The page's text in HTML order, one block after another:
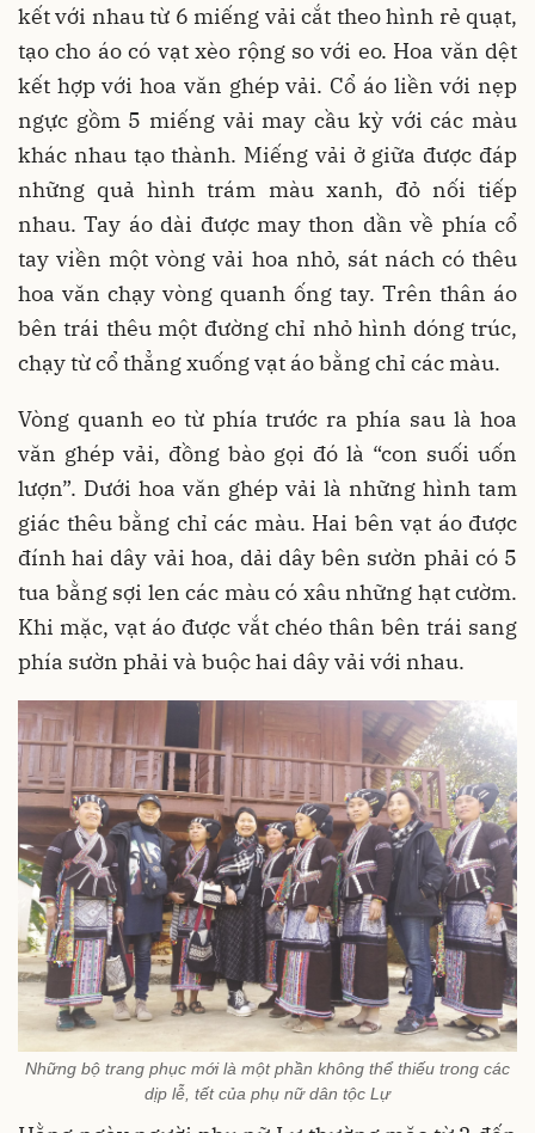
kết với nhau từ 6 miếng vải cắt theo hình rẻ quạt,
tạo cho áo có vạt xèo rộng so với eo. Hoa văn dệt
kết hợp với hoa văn ghép vải. Cổ áo liền với nẹp
ngực gồm 5 miếng vải may cầu kỳ với các màu
khác nhau tạo thành. Miếng vải ở giữa được đáp
những quả hình trám màu xanh, đỏ nối tiếp
nhau. Tay áo dài được may thon dần về phía cổ
tay viền một vòng vải hoa nhỏ, sát nách có thêu
hoa văn chạy vòng quanh ống tay. Trên thân áo
bên trái thêu một đường chỉ nhỏ hình dóng trúc,
chạy từ cổ thẳng xuống vạt áo bằng chỉ các màu.
Vòng quanh eo từ phía trước ra phía sau là hoa
văn ghép vải, đồng bào gọi đó là “con suối uốn
lượn”. Dưới hoa văn ghép vải là những hình tam
giác thêu bằng chỉ các màu. Hai bên vạt áo được
đính hai dây vải hoa, dải dây bên sườn phải có 5
tua bằng sợi len các màu có xâu những hạt cườm.
Khi mặc, vạt áo được vắt chéo thân bên trái sang
phía sườn phải và buộc hai dây vải với nhau.
Những bộ trang phục mới là một phần không thể thiếu trong các
dịp lễ, tết của phụ nữ dân tộc Lự